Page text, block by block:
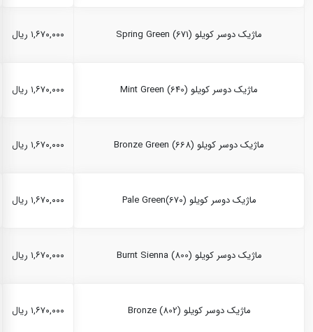
ماژیک دوسر کویلو Spring Green (671) ۱,۶۷۰,۰۰۰ ریال
ماژیک دوسر کویلو Mint Green (640) ۱,۶۷۰,۰۰۰ ریال
ماژیک دوسر کویلو Bronze Green (668) ۱,۶۷۰,۰۰۰ ریال
ماژیک دوسر کویلو Pale Green(670) ۱,۶۷۰,۰۰۰ ریال
ماژیک دوسر کویلو Burnt Sienna (800) ۱,۶۷۰,۰۰۰ ریال
ماژیک دوسر کویلو Bronze (802) ۱,۶۷۰,۰۰۰ ریال